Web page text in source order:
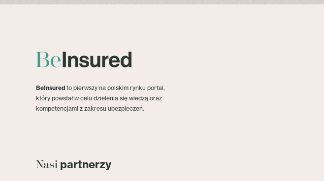
BeInsured to pierwszy na polskim rynku portal,
który powstał w celu dzielenia się wiedzą oraz
kompetencjami z zakresu ubezpieczeń.
Nasi partnerzy